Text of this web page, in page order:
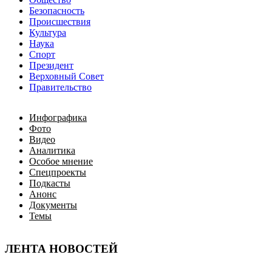
Безопасность
Происшествия
Культура
Наука
Спорт
Президент
Верховный Совет
Правительство
Инфографика
Фото
Видео
Аналитика
Особое мнение
Спецпроекты
Подкасты
Анонс
Документы
Темы
ЛЕНТА НОВОСТЕЙ